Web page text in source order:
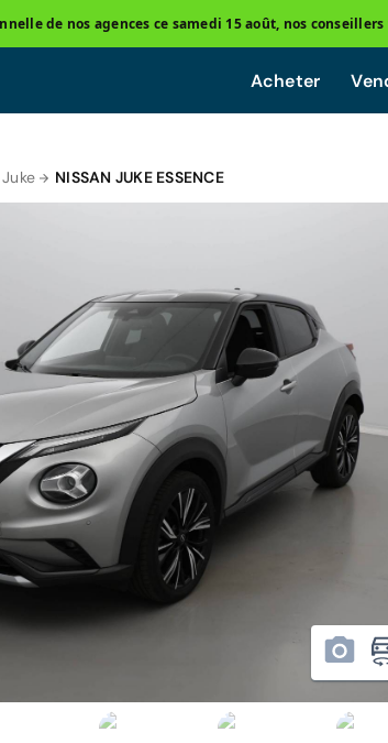
de nos agences ce samedi 15 août, nos
Acheter
NISSAN JUKE ESSENCE